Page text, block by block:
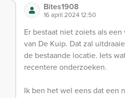
Bites1908
16 april 2024 12:50
Er bestaat niet zoiets als
van De Kuip. Dat zal
de bestaande locatie. Iets
recentere onderzoeken.
Ik ben het wel eens dat een